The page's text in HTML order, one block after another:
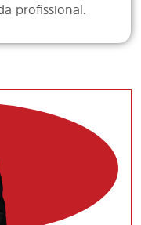
profissional.